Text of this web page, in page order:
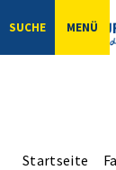
SUCHE MENÜ
Startseite